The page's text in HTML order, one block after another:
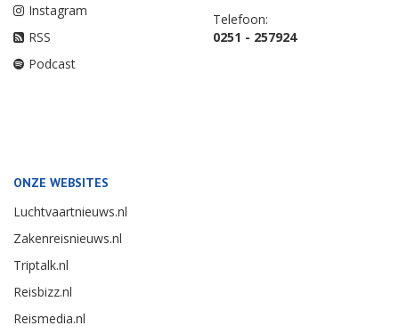
Instagram
RSS
Podcast
Telefoon:
0251 - 257924
ONZE WEBSITES
Luchtvaartnieuws.nl
Zakenreisnieuws.nl
Triptalk.nl
Reisbizz.nl
Reismedia.nl